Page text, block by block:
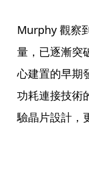
Murphy 觀察
量，已逐漸突
心建置的早期
功耗連接技術
驗晶片設計，